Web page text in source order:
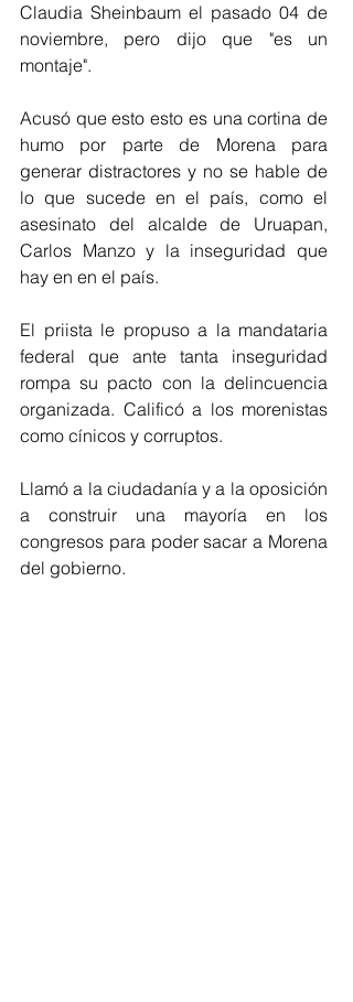
Claudia Sheinbaum el pasado 04 de
noviembre, pero dijo que "es un
montaje".
Acusó que esto esto es una cortina de
humo por parte de Morena para
generar distractores y no se hable de
lo que sucede en el país, como el
asesinato del alcalde de Uruapan,
Carlos Manzo y la inseguridad que
hay en en el país.
El priista le propuso a la mandataria
federal que ante tanta inseguridad
rompa su pacto con la delincuencia
organizada. Calificó a los morenistas
como cínicos y corruptos.
Llamó a la ciudadanía y a la oposición
a construir una mayoría en los
congresos para poder sacar a Morena
del gobierno.